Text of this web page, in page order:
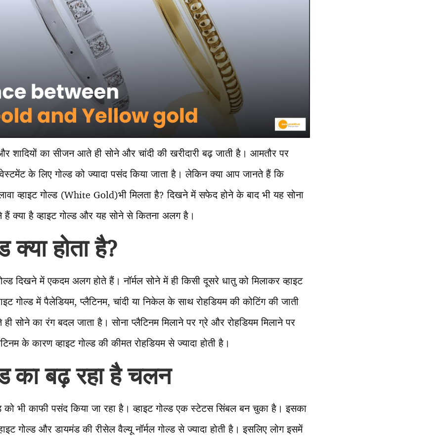
शादियों का सीजन आते ही सोने और चांदी की खरीदारी बढ़ जाती है। आमतौर पर
के लिए गोल्ड को ज्यादा पसंद किया जाता है। लेकिन क्या आप जानते हैं कि
व्हाइट गोल्ड (White Gold)भी मिलता है? दिखने में सफेद होने के बाद भी यह सोना
क्या है व्हाइट गोल्ड और यह सोने से कितना अलग है।
क्या होता है?
दिखने में एकदम अलग होते हैं। नॉर्मल सोने में ही किसी दूसरे धातु को मिलाकर व्हाइट
गोल्ड में पैलेडियम, प्लैटिनम, चांदी या निकेल के साथ रोहडियम की कोटिंग की जाती
सोने का रंग बदल जाता है। सोना प्लैटिनम मिलाने पर ग्रे और रोहडियम मिलाने पर
के कारण व्हाइट गोल्ड की कीमत रोहडियम से ज्यादा होती है।
का बढ़ रहा है चलन
को भी काफी पसंद किया जा रहा है। व्हाइट गोल्ड एक स्टेटस सिंबल बन चुका है। इसका
गोल्ड और डायमंड की रीसेल वैल्यू नॉर्मल गोल्ड से ज्यादा होती है। इसलिए लोग इसमें